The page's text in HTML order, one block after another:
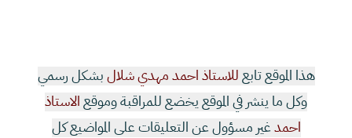
هذا الموقع تابعللاستاذ احمد مهدي شلالبشكل رسمي
وكل ما ينشر في الموقع يخضع للمراقبة وموقعالاستاذ
احمدغير مسؤول عن التعليقات على المواضيع كل